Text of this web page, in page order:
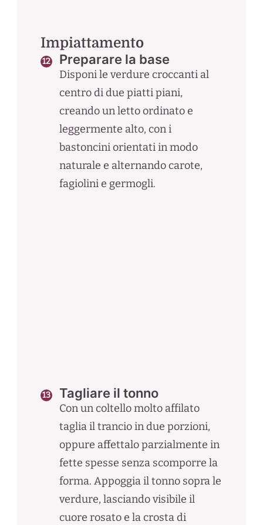
Impiattamento
Preparare la base
Disponi le verdure croccanti al
centro di due piatti piani,
creando un letto ordinato e
leggermente alto, con i
bastoncini orientati in modo
naturale e alternando carote,
fagiolini e germogli.
Tagliare il tonno
Con un coltello molto affilato
taglia il trancio in due porzioni,
oppure affettalo parzialmente in
fette spesse senza scomporre la
forma. Appoggia il tonno sopra le
verdure, lasciando visibile il
cuore rosato e la crosta di